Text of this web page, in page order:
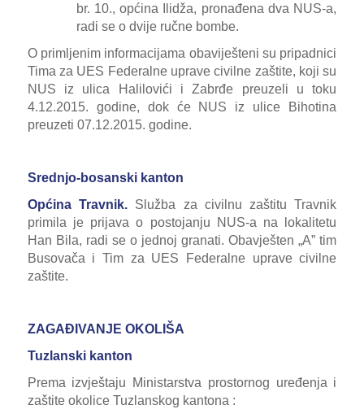
br. 10., općina Ilidža, pronađena dva NUS-a,
radi se o dvije ručne bombe.
O primljenim informacijama obaviješteni su pripadnici
Tima za UES Federalne uprave civilne zaštite, koji su
NUS iz ulica Halilovići i Zabrđe preuzeli u toku
4.12.2015. godine, dok će NUS iz ulice Bihotina
preuzeti 07.12.2015. godine.
Srednjo-bosanski kanton
Općina Travnik. Služba za civilnu zaštitu Travnik
primila je prijava o postojanju NUS-a na lokalitetu
Han Bila, radi se o jednoj granati. Obavješten „A” tim
Busovača i Tim za UES Federalne uprave civilne
zaštite.
ZAGAĐIVANJE OKOLIŠA
Tuzlanski kanton
Prema izvještaju Ministarstva prostornog uređenja i
zaštite okolice Tuzlanskog kantona :